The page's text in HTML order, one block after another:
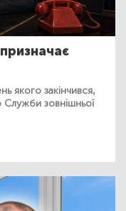
якого закінчився,
зовнішньої